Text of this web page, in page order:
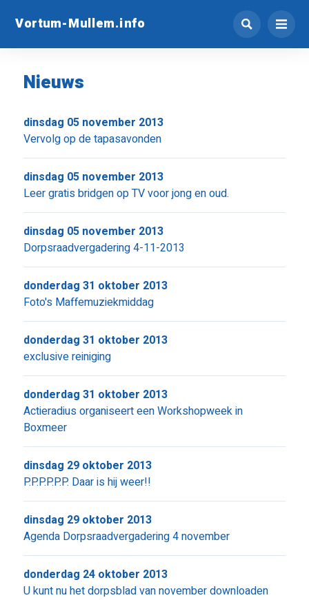
Vortum-Mullem.info
Nieuws
Vervolg op de tapasavonden
dinsdag 05 november 2013
Leer gratis bridgen op TV voor jong en oud.
dinsdag 05 november 2013
Dorpsraadvergadering 4-11-2013
dinsdag 05 november 2013
Foto's Maffemuziekmiddag
donderdag 31 oktober 2013
exclusive reiniging
donderdag 31 oktober 2013
Actieradius organiseert een Workshopweek in
Boxmeer
donderdag 31 oktober 2013
P.P.P.P.P.P. Daar is hij weer!!
dinsdag 29 oktober 2013
Agenda Dorpsraadvergadering 4 november
dinsdag 29 oktober 2013
U kunt nu het dorpsblad van november downloaden
donderdag 24 oktober 2013